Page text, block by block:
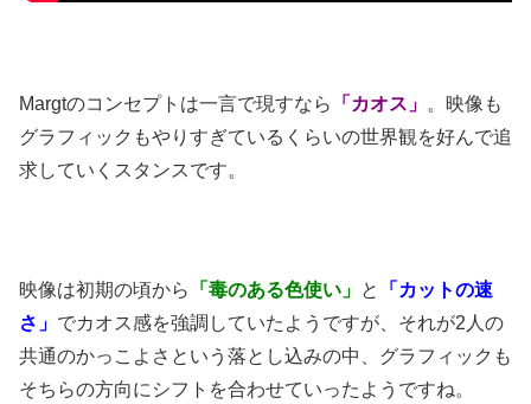
Margtのコンセプトは一言で現すなら 「カオス」 。映像も
グラフィックもやりすぎているくらいの世界観を好んで追
求していくスタンスです。
映像は初期の頃から 「毒のある色使い」 と
「カットの速
さ」 でカオス感を強調していたようですが、それが2人の
共通のかっこよさという落とし込みの中、グラフィックも
そちらの方向にシフトを合わせていったようですね。